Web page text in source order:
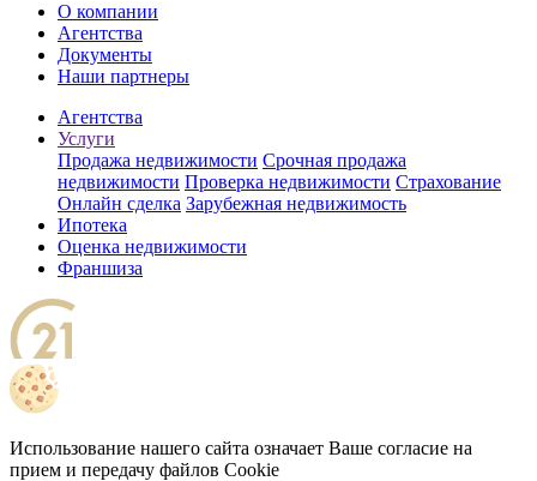
О компании
Агентства
Документы
Наши партнеры
Агентства
Услуги
Продажа недвижимости Срочная продажа
недвижимости Проверка недвижимости Страхование
Онлайн сделка Зарубежная недвижимость
Ипотека
Оценка недвижимости
Франшиза
Использование нашего сайта означает Ваше согласие на
прием и передачу файлов Cookie